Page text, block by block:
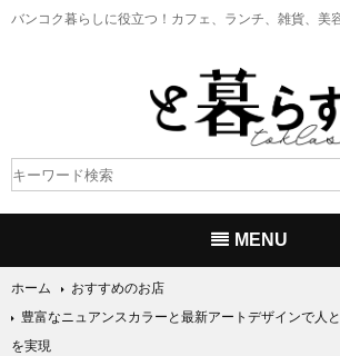
バンコク暮らしに役立つ！ カフェ、ランチ、雑貨、美
MENU
ホーム
おすすめのお店
豊富なニュアンスカラーと最新アートデザインで人
を実現